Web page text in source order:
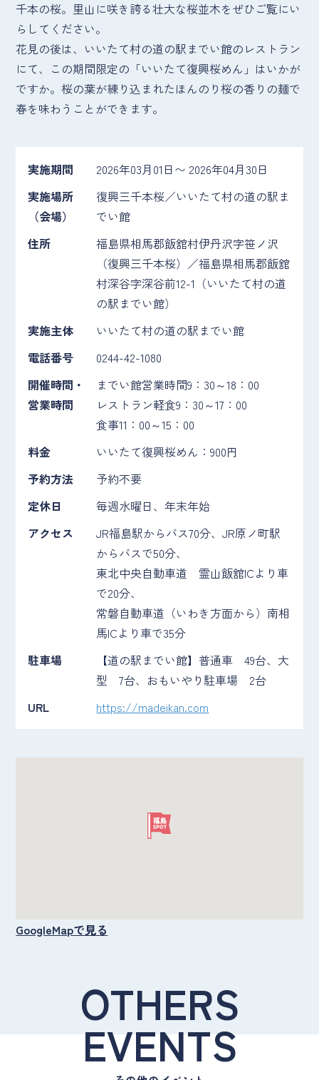
千本の桜。里山に咲き誇る壮大な桜並木をぜひご覧にい
らしてください。
花見の後は、いいたて村の道の駅までい館のレストラン
にて、この期間限定の「いいたて復興桜めん」はいかが
ですか。桜の葉が練り込まれたほんのり桜の香りの麺で
春を味わうことができます。
実施期間
2026年03月01日〜 2026年04月30日
実施場所
（会場）
復興三千本桜／いいたて村の道の駅ま
でい館
住所
福島県相馬郡飯舘村伊丹沢字笹ノ沢
（復興三千本桜）／福島県相馬郡飯舘
村深谷字深谷前12-1（いいたて村の道
の駅までい館）
実施主体
いいたて村の道の駅までい館
電話番号
0244-42-1080
開催時間・
営業時間
までい館営業時間9：30～18：00
レストラン軽食9：30～17：00
食事11：00～15：00
料金
いいたて復興桜めん：900円
予約方法
予約不要
定休日
毎週水曜日、年末年始
アクセス
JR福島駅からバス70分、JR原ノ町駅
からバスで50分、
東北中央自動車道 霊山飯舘ICより車
で20分、
常磐自動車道（いわき方面から）南相
馬ICより車で35分
駐車場
【道の駅までい館】普通車 49台、大
型 7台、おもいやり駐車場 2台
URL
https://madeikan.com
GoogleMapで見る
OTHERS
EVENTS